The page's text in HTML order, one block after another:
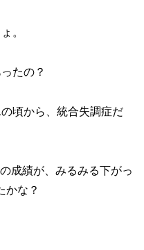
。
たの？
頃から、統合失調症だ
成績が、みるみる下がっ
かな？